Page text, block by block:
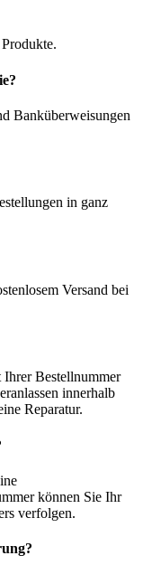
Banküberweisungen
in ganz
Versand bei
Ihrer Bestellnummer
innerhalb
Reparatur.
können Sie Ihr
verfolgen.